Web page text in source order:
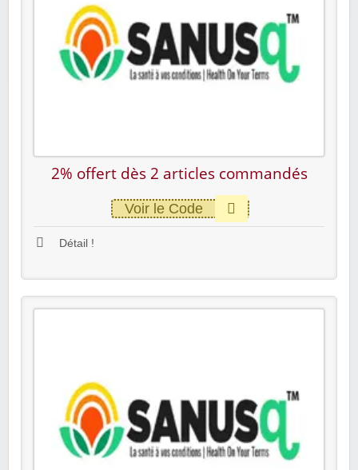
2% offert dès 2 articles commandés
Voir le Code
Détail !